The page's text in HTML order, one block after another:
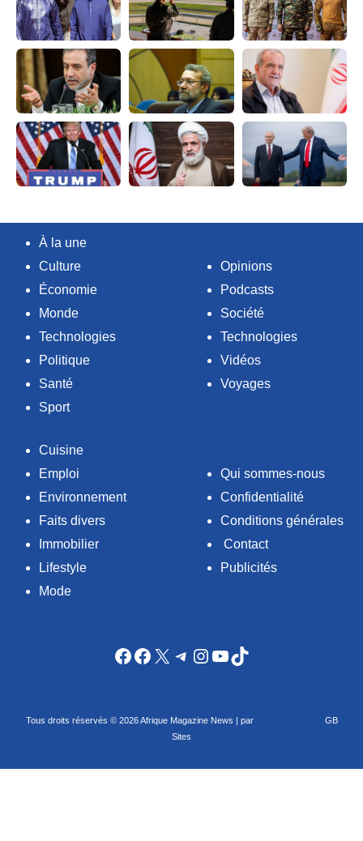
À la une
Culture
Économie
Monde
Technologies
Politique
Santé
Sport
Opinions
Podcasts
Société
Technologies
Vidéos
Voyages
Cuisine
Emploi
Environnement
Faits divers
Immobilier
Lifestyle
Mode
Qui sommes-nous
Confidentialité
Conditions générales
Contact
Publicités
Facebook
Facebook
X Telegram
Instagram
YouTube
TikTok
Tous droits réservés © 2026 Afrique Magazine News | par
GB
Sites